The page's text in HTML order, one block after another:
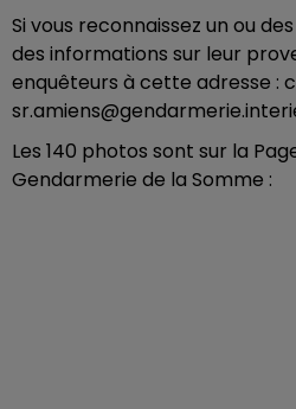
Si vous reconnaissez un ou
des informations sur leur
enquêteurs à cette adresse :
Les 140 photos sont sur la
Gendarmerie de la Somme :